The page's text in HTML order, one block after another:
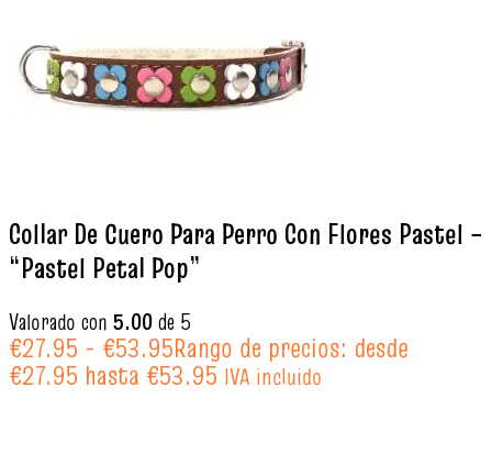
Collar De Cuero Para Perro Con Flores Pastel –
“Pastel Petal Pop”
Valorado con 5.00de 5
€27.95 - €53.95Rango de precios: desde
€27.95 hasta €53.95 IVA incluido